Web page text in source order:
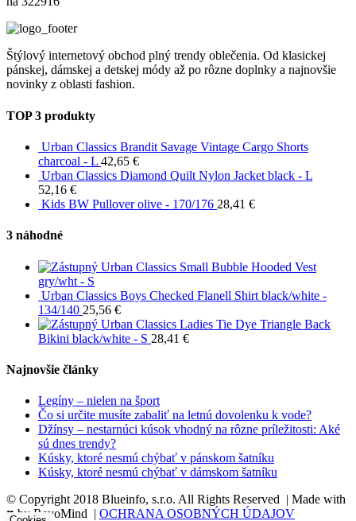
Štýlový internetový obchod plný trendy oblečenia. Od klasickej
pánskej, dámskej a detskej módy až po rôzne doplnky a najnovšie
novinky z oblasti fashion.
TOP 3 produkty
Urban Classics Brandit Savage Vintage Cargo Shorts
charcoal - L 42,65 €
Urban Classics Diamond Quilt Nylon Jacket black - L
52,16 €
Kids BW Pullover olive - 170/176 28,41 €
3 náhodné
Urban Classics Small Bubble Hooded Vest
gry/wht - S
Urban Classics Boys Checked Flanell Shirt black/white -
134/140 25,56 €
Urban Classics Ladies Tie Dye Triangle Back
Bikini black/white - S 28,41 €
Najnovšie články
Legíny – nielen na šport
Čo si určite musíte zabaliť na letnú dovolenku k vode?
Džínsy – nestarnúci kúsok vhodný na rôzne príležitosti: Aké
sú dnes trendy?
Kúsky, ktoré nesmú chýbať v pánskom šatníku
Kúsky, ktoré nesmú chýbať v dámskom šatníku
© Copyright 2018 Blueinfo, s.r.o. All Rights Reserved | Made with
♥ by RevoMind | OCHRANA OSOBNÝCH ÚDAJOV